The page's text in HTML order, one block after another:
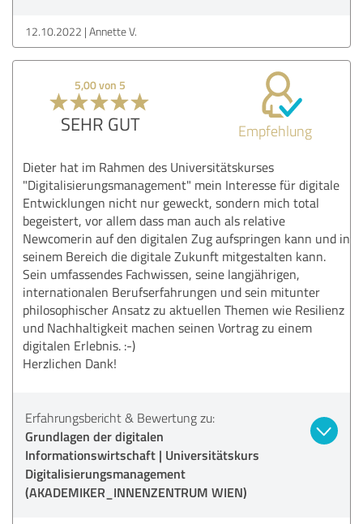
12.10.2022 Annette V.
5,00 von 5
SEHR GUT Empfehlung
Dieter hat im Rahmen des Universitätskurses
"Digitalisierungsmanagement" mein Interesse für digitale
Entwicklungen nicht nur geweckt, sondern mich total
begeistert, vor allem dass man auch als relative
Newcomerin auf den digitalen Zug aufspringen kann und in
seinem Bereich die digitale Zukunft mitgestalten kann.
Sein umfassendes Fachwissen, seine langjährigen,
internationalen Berufserfahrungen und sein mitunter
philosophischer Ansatz zu aktuellen Themen wie Resilienz
und Nachhaltigkeit machen seinen Vortrag zu einem
digitalen Erlebnis. :-)
Herzlichen Dank!
Erfahrungsbericht & Bewertung zu:
Grundlagen der digitalen
Informationswirtschaft | Universitätskurs
Digitalisierungsmanagement
(AKADEMIKER_INNENZENTRUM WIEN)